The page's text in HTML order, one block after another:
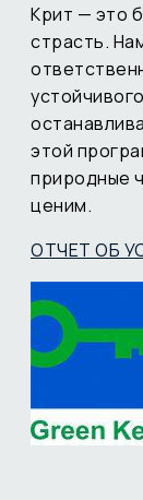
Крит — это
страсть.
этой
природные
ценим.
ОТЧЕТ ОБ